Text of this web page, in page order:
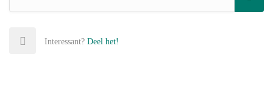
Interessant? Deel het!